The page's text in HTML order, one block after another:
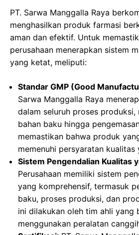
PT. Sarwa Manggalla Raya
menghasilkan produk farmasi
aman dan efektif. Untuk
perusahaan menerapkan sistem
yang ketat, meliputi:
Standar GMP (Good
Sarwa Manggalla Raya
dalam seluruh proses
bahan baku hingga
memastikan bahwa produk
memenuhi persyaratan kualitas
Sistem Pengendalian Kualitas
Perusahaan memiliki sistem
yang komprehensif, termasuk
baku, proses produksi, dan
ini dilakukan oleh tim ahli yang
menggunakan peralatan